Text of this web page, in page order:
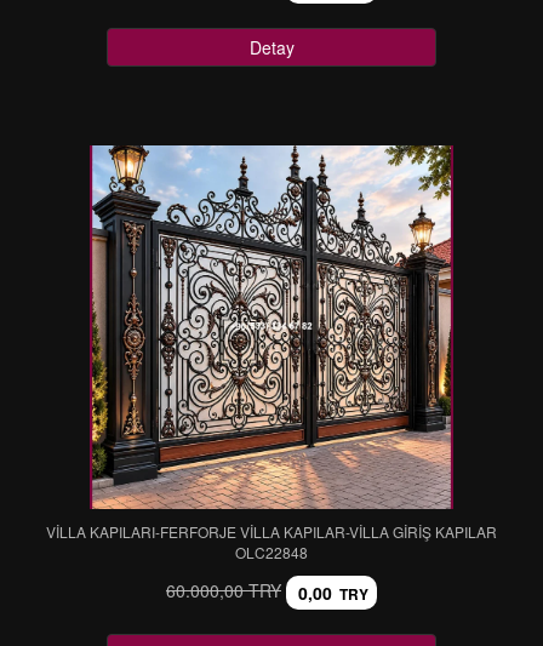
Detay
VİLLA KAPILARI-FERFORJE VİLLA KAPILAR-VİLLA GİRİŞ KAPILAR
OLC22848
60.000,00 TRY 0,00 TRY